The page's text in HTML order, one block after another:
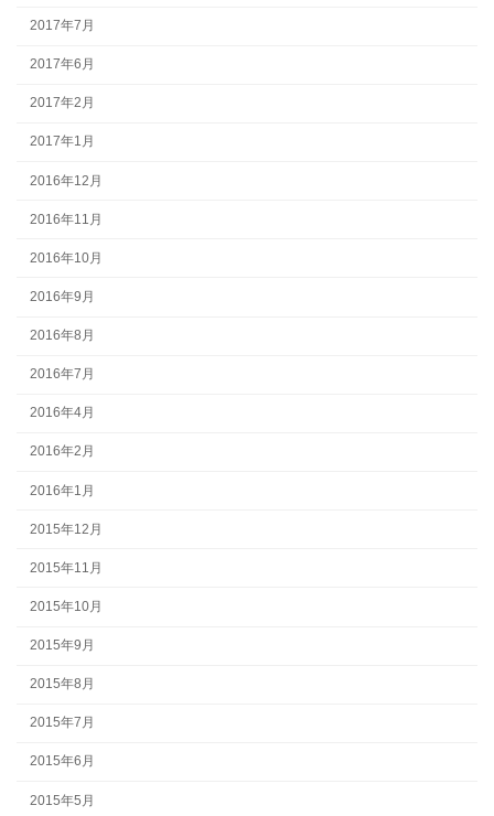
2017年7月
2017年6月
2017年2月
2017年1月
2016年12月
2016年11月
2016年10月
2016年9月
2016年8月
2016年7月
2016年4月
2016年2月
2016年1月
2015年12月
2015年11月
2015年10月
2015年9月
2015年8月
2015年7月
2015年6月
2015年5月